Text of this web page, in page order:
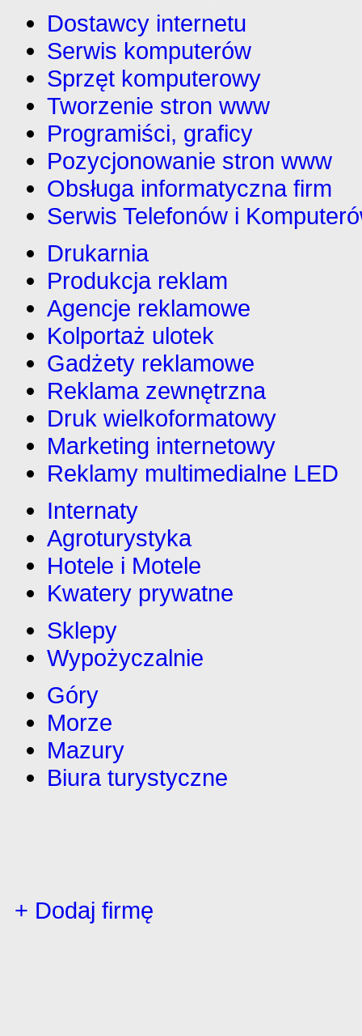
Dostawcy internetu
Serwis komputerów
Sprzęt komputerowy
Tworzenie stron www
Programiści, graficy
Pozycjonowanie stron www
Obsługa informatyczna firm
Serwis Telefonów i
Drukarnia
Produkcja reklam
Agencje reklamowe
Kolportaż ulotek
Gadżety reklamowe
Reklama zewnętrzna
Druk wielkoformatowy
Marketing internetowy
Reklamy multimedialne LED
Internaty
Agroturystyka
Hotele i Motele
Kwatery prywatne
Sklepy
Wypożyczalnie
Góry
Morze
Mazury
Biura turystyczne
+ Dodaj firmę